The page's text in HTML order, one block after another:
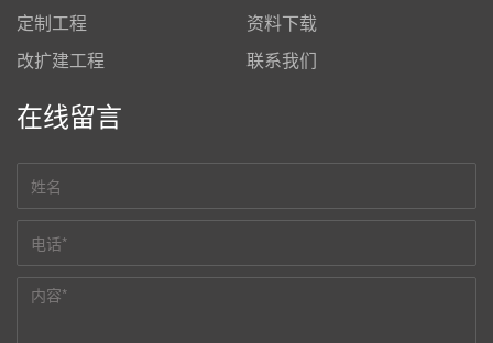
定制工程
改扩建工程
资料下载
联系我们
在线留言